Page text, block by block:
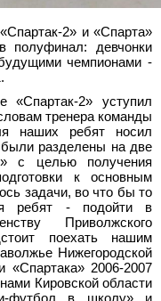
2» и «Спарта»
полуфинал: девчонки
чемпионами -
«Спартак-2» уступил
тренера команды
наших ребят носил
были разделены на две
с целью получения
к основным
задачи, во что бы то
ребят - подойти в
Приволжского
поехать нашим
Нижегородской
«Спартака» 2006-2007
Кировской области
футбол в школу» и